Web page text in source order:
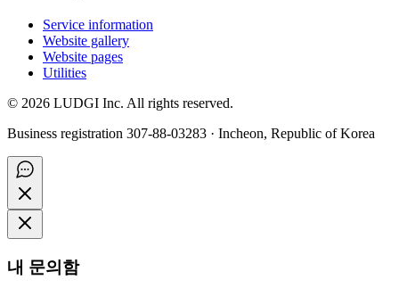
Service information
Website gallery
Website pages
Utilities
© 2026 LUDGI Inc. All rights reserved.
Business registration 307-88-03283 · Incheon, Republic of Korea
내 문의함